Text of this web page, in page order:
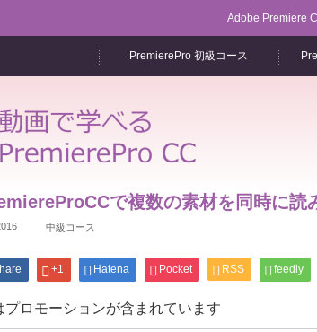
Adobe Premiere
PremierePro 初級コース
で複数の素材を同時に読
中級コース
+1 Hatena Pocket RSS feedly
プロモーションが含まれています